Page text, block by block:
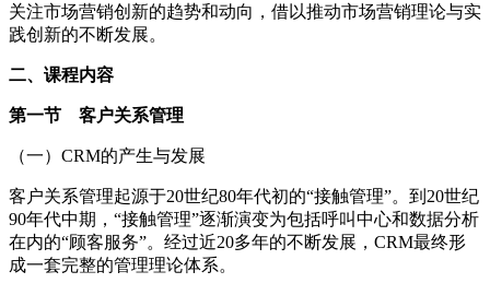
关注市场营销创新的趋势和动向，借以推动市场营销理论与实
践创新的不断发展。
二、课程内容
第一节 客户关系管理
（一）CRM的产生与发展
客户关系管理起源于20世纪80年代初的“接触管理”。到20世纪
90年代中期，“接触管理”逐渐演变为包括呼叫中心和数据分析
在内的“顾客服务”。经过近20多年的不断发展，CRM最终形
成一套完整的管理理论体系。